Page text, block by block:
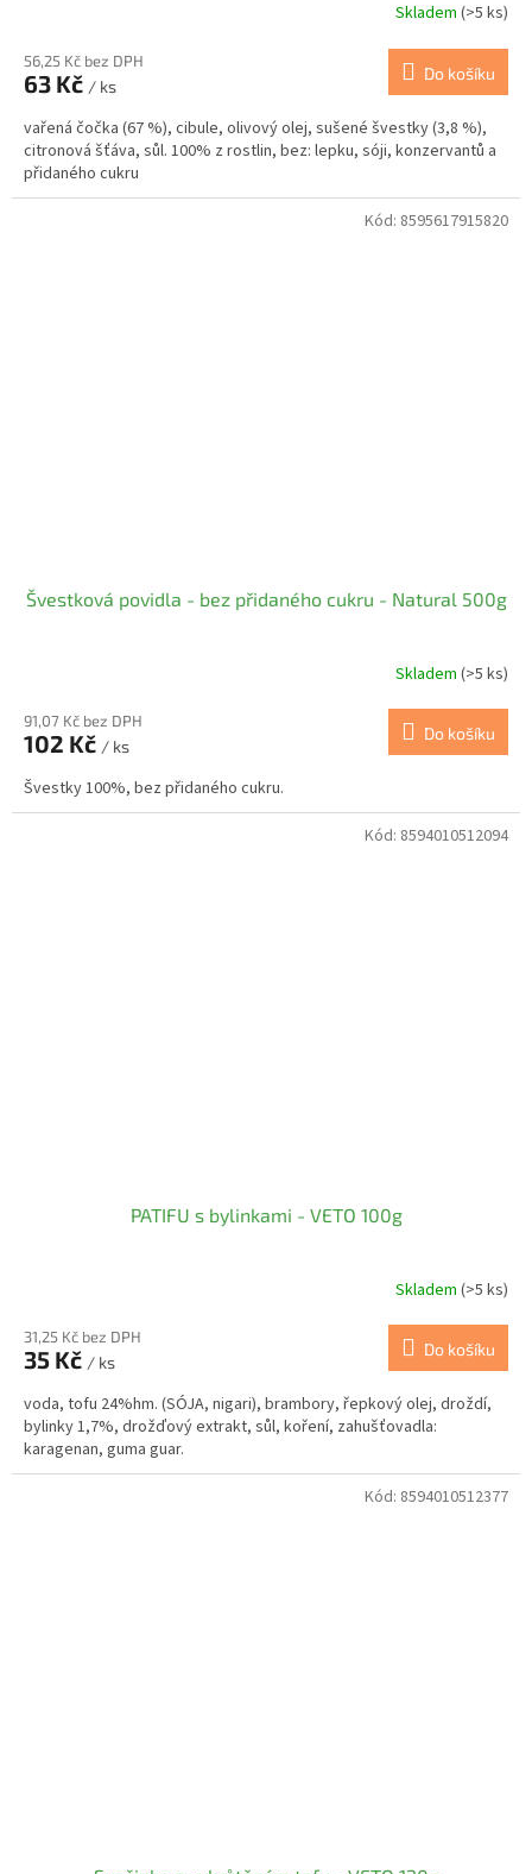
Skladem (>5 ks)
56,25 Kč bez DPH
63 Kč / ks
Do košíku
vařená čočka (67 %), cibule, olivový olej, sušené švestky (3,8 %),
citronová šťáva, sůl. 100% z rostlin, bez: lepku, sóji, konzervantů a
přidaného cukru
Švestková povidla - bez přidaného cukru - Natural 500g
Skladem (>5 ks)
91,07 Kč bez DPH
102 Kč / ks
Do košíku
Švestky 100%, bez přidaného cukru.
Kód: 8595617915820
PATIFU s bylinkami - VETO 100g
Skladem (>5 ks)
31,25 Kč bez DPH
35 Kč / ks
Do košíku
voda, tofu 24%hm. (SÓJA, nigari), brambory, řepkový olej, droždí,
bylinky 1,7%, drožďový extrakt, sůl, koření, zahušťovadla:
karagenan, guma guar.
Kód: 8594010512094
Kód: 8594010512377